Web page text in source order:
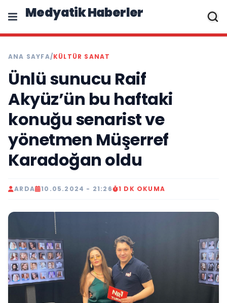
Medyatik Haberler
ANA SAYFA/KÜLTÜR SANAT
Ünlü sunucu Raif
Akyüz’ün bu haftaki
konuğu senarist ve
yönetmen Müşerref
Karadoğan oldu
ARDA 10.05.2024 - 21:26 1 DK OKUMA